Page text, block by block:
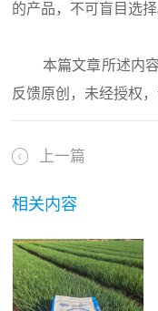
的产品，不可盲目选择
本篇文章所述内
反馈原创，未经授权，
上一篇
相关内容